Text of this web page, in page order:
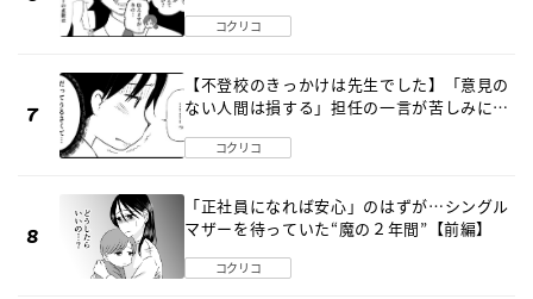
コクリコ
【不登校のきっかけは先生でした】「意見の
ない人間は損する」担任の一言が苦しみに…
コクリコ
「正社員になれば安心」のはずが…シングル
マザーを待っていた“魔の２年間”【前編】
コクリコ